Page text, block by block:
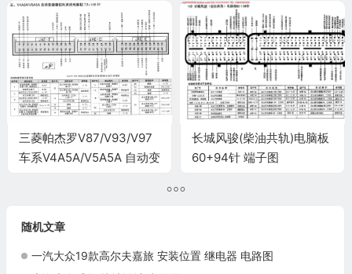
三菱帕杰罗V87/V93/V97
车系V4A5A/V5A5A 自动变
长城风骏(柴油共轨)电脑板
60+94针 端子图
随机文章
一汽大众19款高尔夫嘉旅 安装位置 继电器 电路图